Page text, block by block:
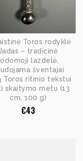
Toros rodyklė
– tradicinė
lazdelė,
šventajai
Toros ritinio tekstui
skaitymo metu (13
cm, 100 g)
€43